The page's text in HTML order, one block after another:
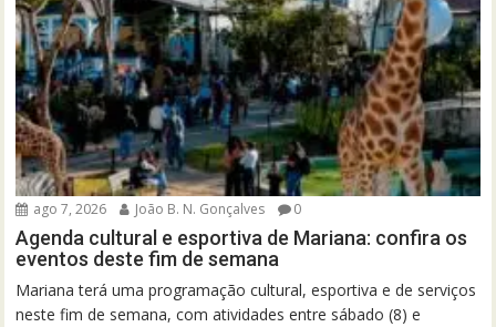
ago 7, 2026 João B. N. Gonçalves 0
Agenda cultural e esportiva de Mariana: confira os
eventos deste fim de semana
Mariana terá uma programação cultural, esportiva e de serviços
neste fim de semana, com atividades entre sábado (8) e